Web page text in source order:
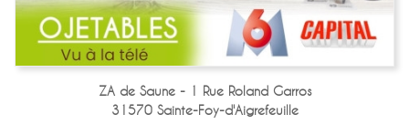
ZA de Saune - 1 Rue Roland Garros
31570 Sainte-Foy-d'Aigrefeuille